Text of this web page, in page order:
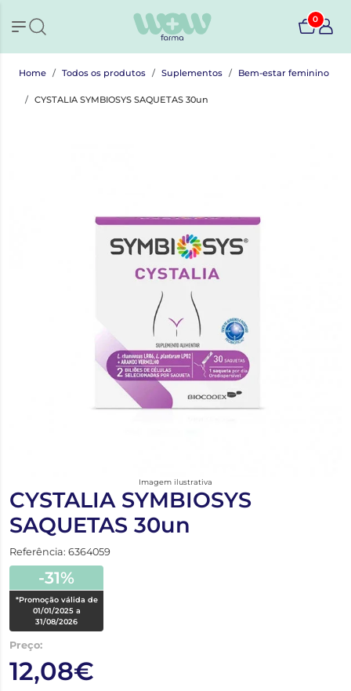
0
Home Todos os produtos Suplementos Bem-estar feminino
CYSTALIA SYMBIOSYS SAQUETAS 30un
Imagem ilustrativa
CYSTALIA SYMBIOSYS
SAQUETAS 30un
Referência: 6364059
-31%
*Promoção válida de
01/01/2025 a
31/08/2026
Preço:
12,08€